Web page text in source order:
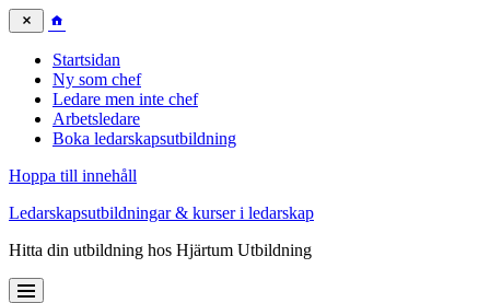
Startsidan
Ny som chef
Ledare men inte chef
Arbetsledare
Boka ledarskapsutbildning
Hoppa till innehåll
Ledarskapsutbildningar & kurser i ledarskap
Hitta din utbildning hos Hjärtum Utbildning